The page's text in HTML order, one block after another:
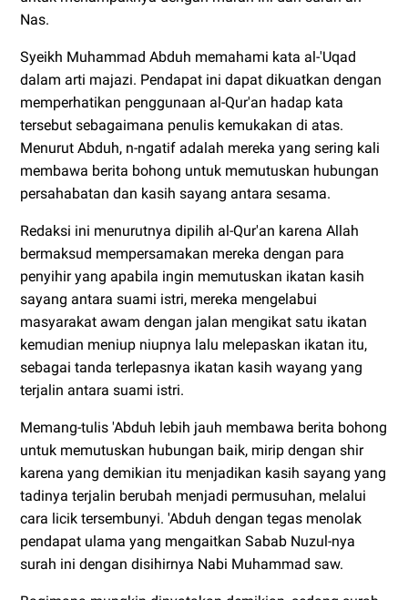
Nas.
Syeikh Muhammad Abduh memahami kata al-'Uqad
dalam arti majazi. Pendapat ini dapat dikuatkan dengan
memperhatikan penggunaan al-Qur'an hadap kata
tersebut sebagaimana penulis kemukakan di atas.
Menurut Abduh, n-ngatif adalah mereka yang sering kali
membawa berita bohong untuk memutuskan hubungan
persahabatan dan kasih sayang antara sesama.
Redaksi ini menurutnya dipilih al-Qur'an karena Allah
bermaksud mempersamakan mereka dengan para
penyihir yang apabila ingin memutuskan ikatan kasih
sayang antara suami istri, mereka mengelabui
masyarakat awam dengan jalan mengikat satu ikatan
kemudian meniup niupnya lalu melepaskan ikatan itu,
sebagai tanda terlepasnya ikatan kasih wayang yang
terjalin antara suami istri.
Memang-tulis 'Abduh lebih jauh membawa berita bohong
untuk memutuskan hubungan baik, mirip dengan shir
karena yang demikian itu menjadikan kasih sayang yang
tadinya terjalin berubah menjadi permusuhan, melalui
cara licik tersembunyi. 'Abduh dengan tegas menolak
pendapat ulama yang mengaitkan Sabab Nuzul-nya
surah ini dengan disihirnya Nabi Muhammad saw.